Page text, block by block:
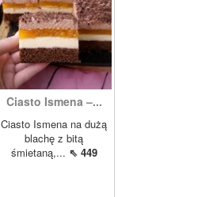
Ciasto Ismena –...
Ciasto Ismena na dużą
blachę z bitą
śmietaną,... ⇖ 449